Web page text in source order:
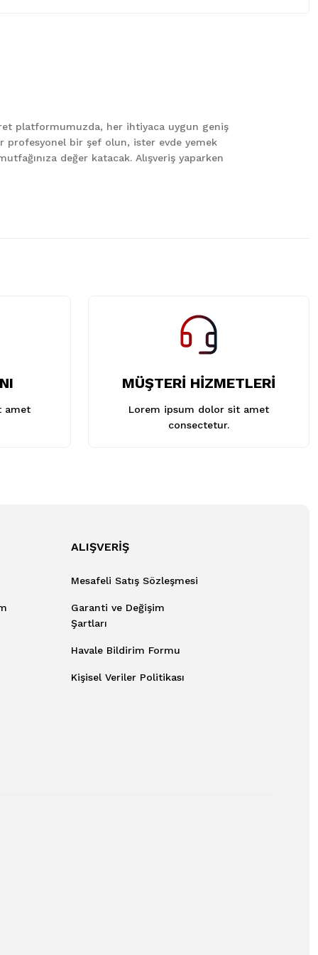
platformumuzda, her ihtiyaca uygun geniş
profesyonel bir şef olun, ister evde yemek
değer katacak. Alışveriş yaparken
amet
MÜŞTERİ HİZMETLERİ
Lorem ipsum dolor sit amet
consectetur.
ALIŞVERİŞ
Mesafeli Satış Sözleşmesi
Garanti ve Değişim
Şartları
Havale Bildirim Formu
Kişisel Veriler Politikası